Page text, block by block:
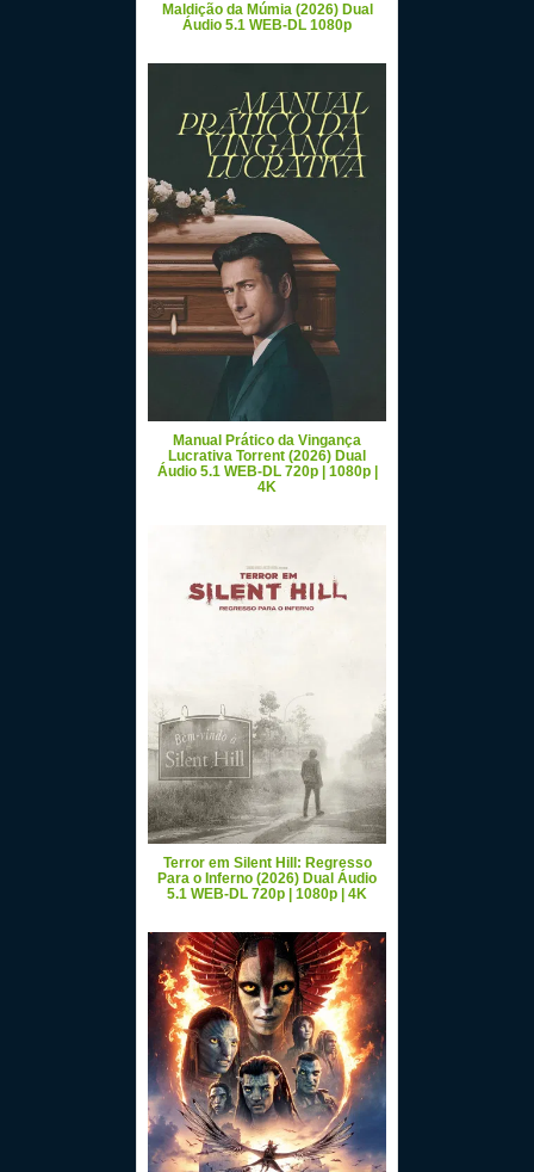
Maldição da Múmia (2026) Dual
Áudio 5.1 WEB-DL 1080p
Manual Prático da Vingança
Lucrativa Torrent (2026) Dual
Áudio 5.1 WEB-DL 720p | 1080p |
4K
Terror em Silent Hill: Regresso
Para o Inferno (2026) Dual Áudio
5.1 WEB-DL 720p | 1080p | 4K